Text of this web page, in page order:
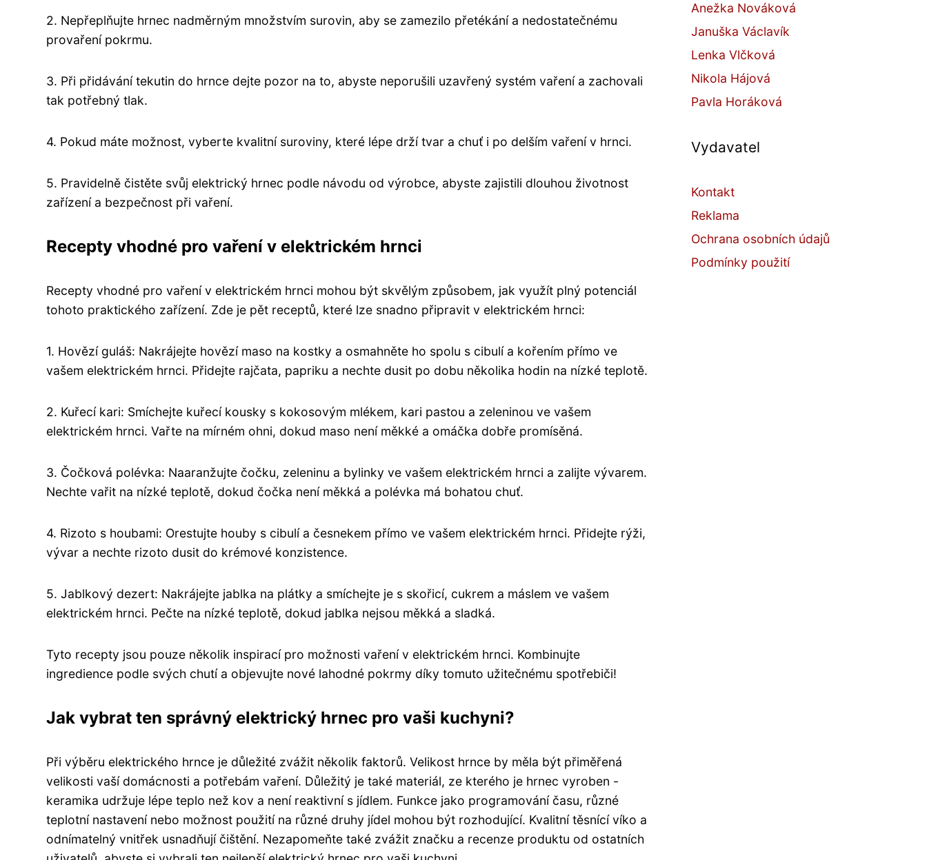
2. Nepřeplňujte hrnec nadměrným množstvím surovin, aby se zamezilo přetékání a nedostatečnému
provaření pokrmu.
3. Při přidávání tekutin do hrnce dejte pozor na to, abyste neporušili uzavřený systém vaření a zachovali
tak potřebný tlak.
4. Pokud máte možnost, vyberte kvalitní suroviny, které lépe drží tvar a chuť i po delším vaření v hrnci.
5. Pravidelně čistěte svůj elektrický hrnec podle návodu od výrobce, abyste zajistili dlouhou životnost
zařízení a bezpečnost při vaření.
Recepty vhodné pro vaření v elektrickém hrnci
Recepty vhodné pro vaření v elektrickém hrnci mohou být skvělým způsobem, jak využít plný potenciál
tohoto praktického zařízení. Zde je pět receptů, které lze snadno připravit v elektrickém hrnci:
1. Hovězí guláš: Nakrájejte hovězí maso na kostky a osmahněte ho spolu s cibulí a kořením přímo ve
vašem elektrickém hrnci. Přidejte rajčata, papriku a nechte dusit po dobu několika hodin na nízké teplotě.
2. Kuřecí kari: Smíchejte kuřecí kousky s kokosovým mlékem, kari pastou a zeleninou ve vašem
elektrickém hrnci. Vařte na mírném ohni, dokud maso není měkké a omáčka dobře promísěná.
3. Čočková polévka: Naaranžujte čočku, zeleninu a bylinky ve vašem elektrickém hrnci a zalijte vývarem.
Nechte vařit na nízké teplotě, dokud čočka není měkká a polévka má bohatou chuť.
4. Rizoto s houbami: Orestujte houby s cibulí a česnekem přímo ve vašem elektrickém hrnci. Přidejte rýži,
vývar a nechte rizoto dusit do krémové konzistence.
5. Jablkový dezert: Nakrájejte jablka na plátky a smíchejte je s skořicí, cukrem a máslem ve vašem
elektrickém hrnci. Pečte na nízké teplotě, dokud jablka nejsou měkká a sladká.
Tyto recepty jsou pouze několik inspirací pro možnosti vaření v elektrickém hrnci. Kombinujte
ingredience podle svých chutí a objevujte nové lahodné pokrmy díky tomuto užitečnému spotřebiči!
Jak vybrat ten správný elektrický hrnec pro vaši kuchyni?
Při výběru elektrického hrnce je důležité zvážit několik faktorů. Velikost hrnce by měla být přiměřená
velikosti vaší domácnosti a potřebám vaření. Důležitý je také materiál, ze kterého je hrnec vyroben -
keramika udržuje lépe teplo než kov a není reaktivní s jídlem. Funkce jako programování času, různé
teplotní nastavení nebo možnost použití na různé druhy jídel mohou být rozhodující. Kvalitní těsnící víko a
odnímatelný vnitřek usnadňují čištění. Nezapomeňte také zvážit značku a recenze produktu od ostatních
Anežka Nováková
Januška Václavík
Lenka Vlčková
Nikola Hájová
Pavla Horáková
Vydavatel
Kontakt
Reklama
Ochrana osobních údajů
Podmínky použití